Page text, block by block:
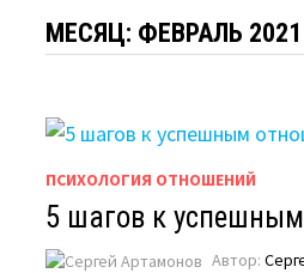
МЕСЯЦ: ФЕВРАЛЬ 2021
ПСИХОЛОГИЯ ОТНОШЕНИЙ
5 шагов к
Автор: